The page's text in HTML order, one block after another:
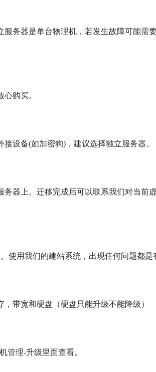
务器是单台物理机，若发生故障可能需
购买。
设备(如加密狗)，建议选择独立服务器。
器上。迁移完成后可以联系我们对当前
使用我们的建站系统，出现任何问题都是
带宽和硬盘（硬盘只能升级不能降级）
管理-升级里面查看。